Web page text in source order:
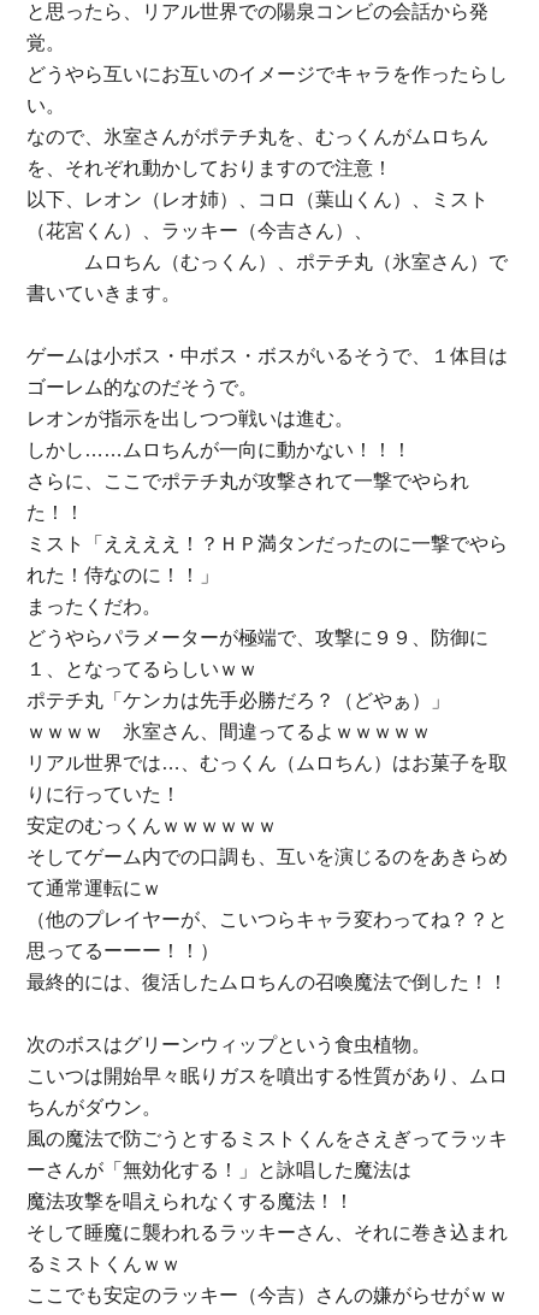
と思ったら、リアル世界での陽泉コンビの会話から発
覚。
どうやら互いにお互いのイメージでキャラを作ったらし
い。
なので、氷室さんがポテチ丸を、むっくんがムロちん
を、それぞれ動かしておりますので注意！
以下、レオン（レオ姉）、コロ（葉山くん）、ミスト
（花宮くん）、ラッキー（今吉さん）、
ムロちん（むっくん）、ポテチ丸（氷室さん）で
書いていきます。
ゲームは小ボス・中ボス・ボスがいるそうで、１体目は
ゴーレム的なのだそうで。
レオンが指示を出しつつ戦いは進む。
しかし……ムロちんが一向に動かない！！！
さらに、ここでポテチ丸が攻撃されて一撃でやられ
た！！
ミスト「ええええ！？ＨＰ満タンだったのに一撃でやら
れた！侍なのに！！」
まったくだわ。
どうやらパラメーターが極端で、攻撃に９９、防御に
１、となってるらしいｗｗ
ポテチ丸「ケンカは先手必勝だろ？（どやぁ）」
ｗｗｗｗ 氷室さん、間違ってるよｗｗｗｗｗ
リアル世界では…、むっくん（ムロちん）はお菓子を取
りに行っていた！
安定のむっくんｗｗｗｗｗｗ
そしてゲーム内での口調も、互いを演じるのをあきらめ
て通常運転にｗ
（他のプレイヤーが、こいつらキャラ変わってね？？と
思ってるーーー！！）
最終的には、復活したムロちんの召喚魔法で倒した！！
次のボスはグリーンウィップという食虫植物。
こいつは開始早々眠りガスを噴出する性質があり、ムロ
ちんがダウン。
風の魔法で防ごうとするミストくんをさえぎってラッキ
ーさんが「無効化する！」と詠唱した魔法は
魔法攻撃を唱えられなくする魔法！！
そして睡魔に襲われるラッキーさん、それに巻き込まれ
るミストくんｗｗ
ここでも安定のラッキー（今吉）さんの嫌がらせがｗｗ